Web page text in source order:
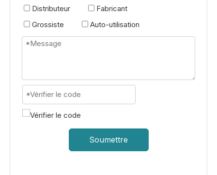
Distributeur
Fabricant
Grossiste
Auto-utilisation
Soumettre